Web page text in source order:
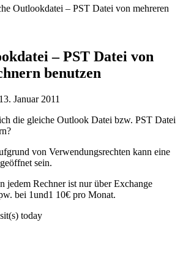
Outlookdatei – PST Datei von mehreren
– PST Datei von
benutzen
13. Januar 2011
die gleiche Outlook Datei bzw. PST Datei
von Verwendungsrechten kann eine
sein.
jedem Rechner ist nur über Exchange
bei 1und1 10€ pro Monat.
today